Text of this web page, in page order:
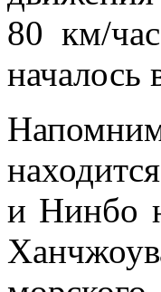
80 км/
началось
и Нинбо